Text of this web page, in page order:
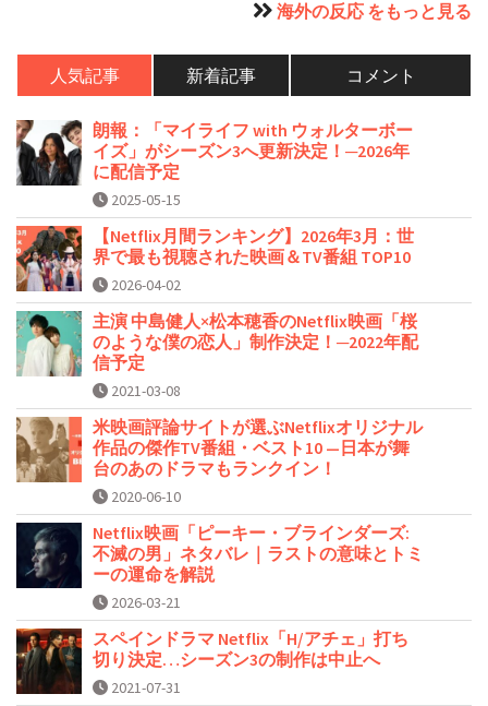
海外の反応 をもっと見る
人気記事 新着記事 コメント
朗報：「マイライフ with ウォルターボー
イズ」がシーズン3へ更新決定！─2026年
に配信予定
2025-05-15
【Netflix月間ランキング】2026年3月：世
界で最も視聴された映画＆TV番組 TOP10
2026-04-02
主演 中島健人×松本穂香のNetflix映画「桜
のような僕の恋人」制作決定！─2022年配
信予定
2021-03-08
米映画評論サイトが選ぶNetflixオリジナル
作品の傑作TV番組・ベスト10 —日本が舞
台のあのドラマもランクイン！
2020-06-10
Netflix映画「ピーキー・ブラインダーズ:
不滅の男」ネタバレ｜ラストの意味とトミ
ーの運命を解説
2026-03-21
スペインドラマ Netflix「H/アチェ」打ち
切り決定…シーズン3の制作は中止へ
2021-07-31